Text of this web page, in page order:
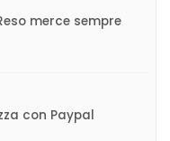
merce sempre
con Paypal